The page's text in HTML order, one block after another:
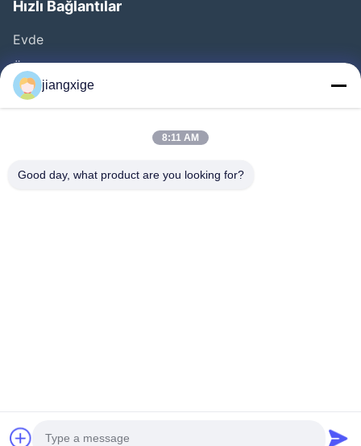
Hızlı Bağlantılar
Evde
Ürün
Bizim Hakkımızda
Bizimle İletişim
©2021- Shenzhen Chuanglixun Optoelectronic Equipment Co., Ltd.. Tüm
jiangxige
8:11 AM
Good day, what product are you looking for?